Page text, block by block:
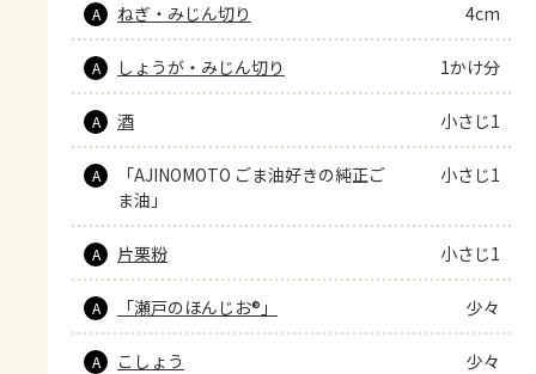
A ねぎ・みじん切り 4cm
A しょうが・みじん切り 1かけ分
A 酒 小さじ1
A
「AJINOMOTO ごま油好きの純正ご
ま油」
小さじ1
A 片栗粉 小さじ1
A 「瀬戸のほんじお®」 少々
A こしょう 少々